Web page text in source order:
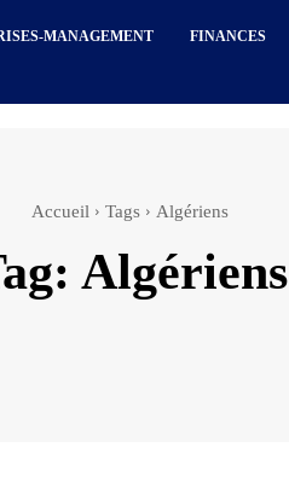
MANAGEMENT FINANCES
Accueil Tags Algériens
Algériens